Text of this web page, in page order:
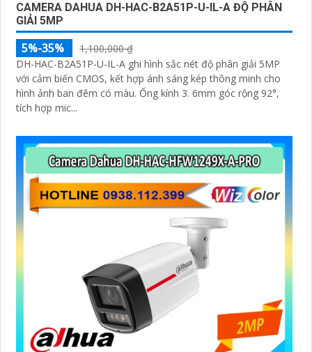
CAMERA DAHUA DH-HAC-B2A51P-U-IL-A ĐỘ PHÂN
GIẢI 5MP
5%-35%
1,100,000 ₫
DH-HAC-B2A51P-U-IL-A ghi hình sắc nét độ phân giải 5MP
với cảm biến CMOS, kết hợp ánh sáng kép thông minh cho
hình ảnh ban đêm có màu. Ống kính 3. 6mm góc rộng 92°,
tích hợp mic...